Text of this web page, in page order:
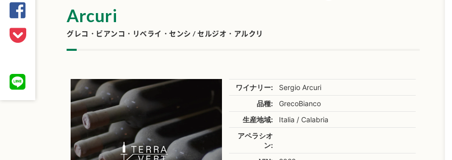
Arcuri
グレコ・ビアンコ・リベライ・センシ / セルジオ・アルクリ
ワイナリー:
Sergio Arcuri
品種:
GrecoBianco
生産地域:
Italia / Calabria
アペラシオ
ン: